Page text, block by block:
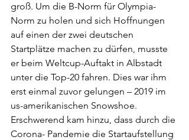
groß. Um die B-Norm für Olympia-
Norm zu holen und sich Hoffnungen
auf einen der zwei deutschen
Startplätze machen zu dürfen, musste
er beim Weltcup-Auftakt in Albstadt
unter die Top-20 fahren. Dies war ihm
erst einmal zuvor gelungen – 2019 im
us-amerikanischen Snowshoe.
Erschwerend kam hinzu, dass durch die
Corona- Pandemie die Startaufstellung